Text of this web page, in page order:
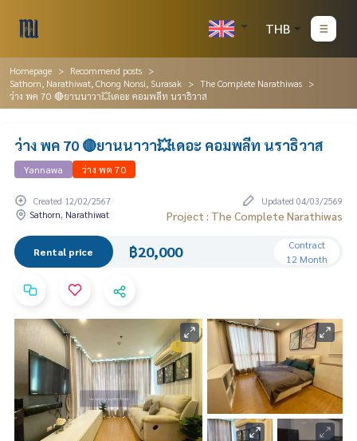
THB
Homepage
Recommend posts
Sathorn, Narathiwat, Chong Nonsi, Surasak
The Complete Narathiwas
ว่าง พค 70 🔴ยานนาวา💥เดอะ คอมพลีท นราธิวาส
ว่าง พค 70 🔴ยานนาวา💥เดอะ คอมพลีท นราธิวาส
Yannawa ว่าง พค 70
Created 12/02/2567
Updated 04/03/2569
Sathorn, Narathiwat
Project : The Complete Narathiwas
Rental price ฿20,000
Contract
12 Month